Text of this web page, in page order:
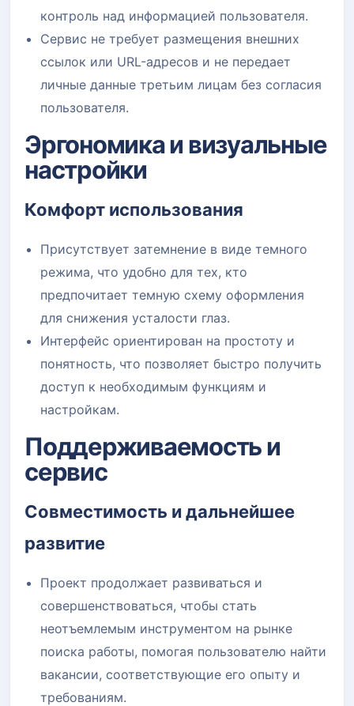
контроль над информацией пользователя.
Сервис не требует размещения внешних
ссылок или URL-адресов и не передает
личные данные третьим лицам без согласия
пользователя.
Эргономика и визуальные
настройки
Комфорт использования
Присутствует затемнение в виде темного
режима, что удобно для тех, кто
предпочитает темную схему оформления
для снижения усталости глаз.
Интерфейс ориентирован на простоту и
понятность, что позволяет быстро получить
доступ к необходимым функциям и
настройкам.
Поддерживаемость и
сервис
Совместимость и дальнейшее
развитие
Проект продолжает развиваться и
совершенствоваться, чтобы стать
неотъемлемым инструментом на рынке
поиска работы, помогая пользователю найти
вакансии, соответствующие его опыту и
требованиям.